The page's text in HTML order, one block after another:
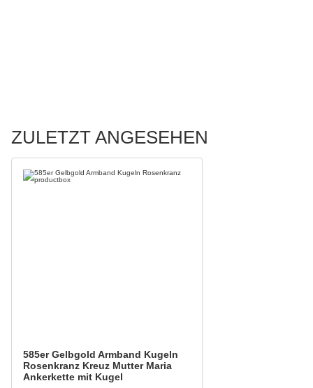
ZULETZT ANGESEHEN
585er Gelbgold Armband Kugeln
Rosenkranz Kreuz Mutter Maria
Ankerkette mit Kugel